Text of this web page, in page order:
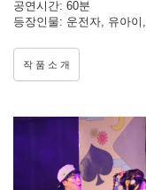
공연시간: 60분
등장인물: 운전자, 유아
작 품 소 개